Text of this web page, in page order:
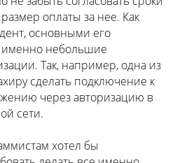
оплаты за нее. Как
основными его
именно небольшие
Так, например, одна из
сделать подключение к
через авторизацию в
сети.
хотел бы